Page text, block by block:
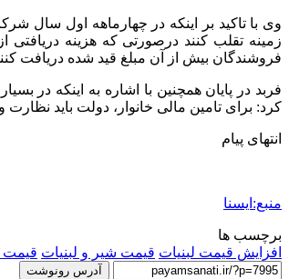
وی با تاکید بر اینکه در چهارماهه اول سال
زمینه تقلب کنند درصورتی که هزینه
فروشندگان بیش از آن مبلغ قید شده دریافت
فربد در پایان همچنین با اشاره به اینکه در
کرد: برای تامین مالی خانوار، دولت باید نظارت
انتهای پیام
منبع:ایسنا
برچسب ها
افزایش قیمت لبنیات قیمت شیر و لبنیات قیمت
آدرس رونوشت